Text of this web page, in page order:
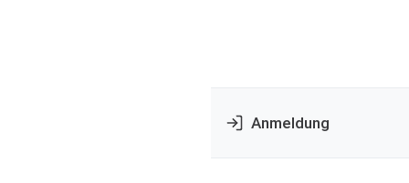
Anmeldung